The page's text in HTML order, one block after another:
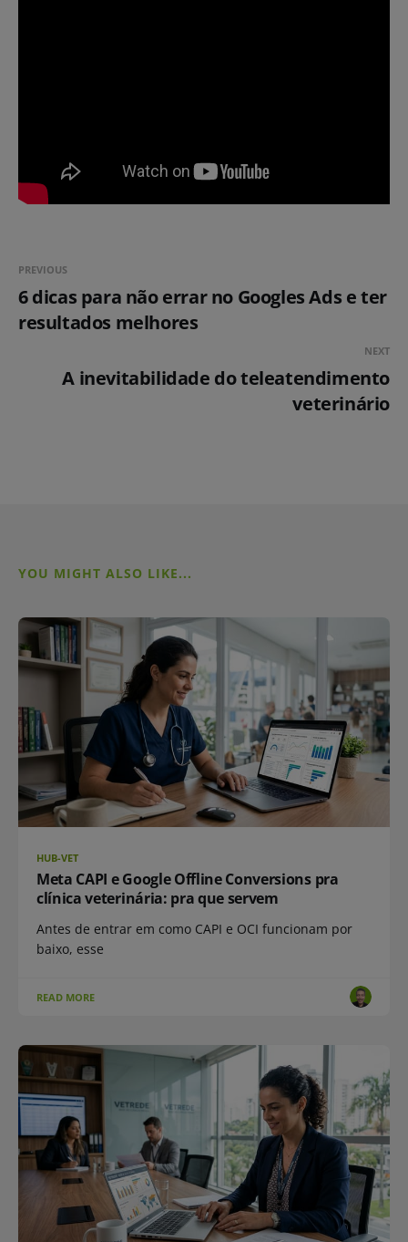
PREVIOUS
6 dicas para não errar no Googles Ads e ter
resultados melhores
NEXT
A inevitabilidade do teleatendimento
veterinário
YOU MIGHT ALSO LIKE...
HUB-VET
Meta CAPI e Google Offline Conversions pra
clínica veterinária: pra que servem
Antes de entrar em como CAPI e OCI funcionam por
baixo, esse
READ MORE